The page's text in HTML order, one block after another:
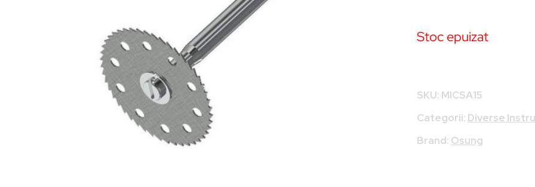
Stoc epuizat
SKU: MICSA15
Categorii: Diverse
Brand: Osung